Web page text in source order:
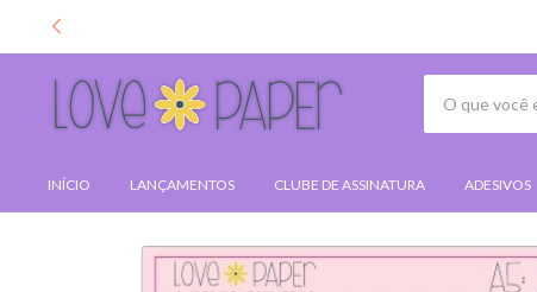
INÍCIO LANÇAMENTOS CLUBE DE ASSINATURA ADESIVOS